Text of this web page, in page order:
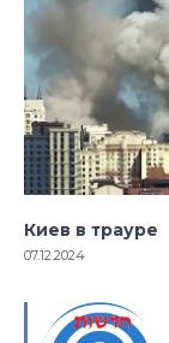
Киев в трауре
07.12.2024